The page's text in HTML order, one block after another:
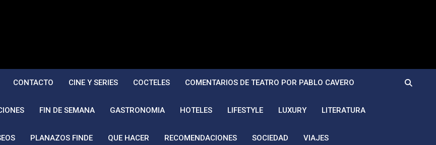
CONTACTO CINE Y SERIES COCTELES COMENTARIOS DE TEATRO POR PABLO CAVERO
FIN DE SEMANA GASTRONOMIA HOTELES LIFESTYLE LUXURY LITERATURA
PLANAZOS FINDE QUE HACER RECOMENDACIONES SOCIEDAD VIAJES